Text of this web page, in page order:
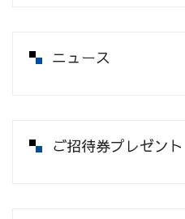
ニュース
ご招待券プレゼント